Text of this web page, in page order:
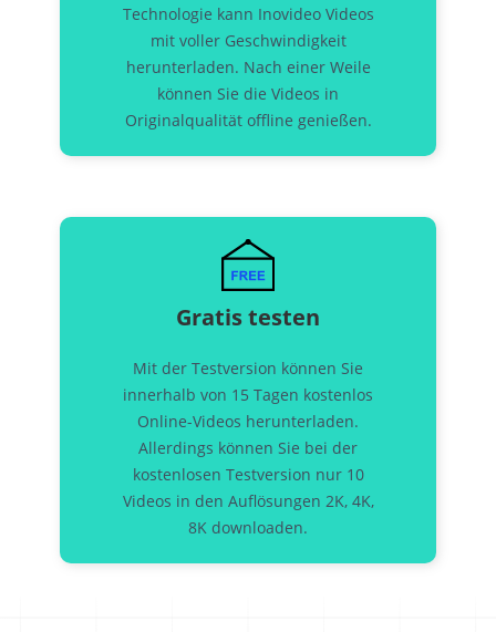
Technologie kann Inovideo Videos
mit voller Geschwindigkeit
herunterladen. Nach einer Weile
können Sie die Videos in
Originalqualität offline genießen.
Gratis testen
Mit der Testversion können Sie
innerhalb von 15 Tagen kostenlos
Online-Videos herunterladen.
Allerdings können Sie bei der
kostenlosen Testversion nur 10
Videos in den Auflösungen 2K, 4K,
8K downloaden.